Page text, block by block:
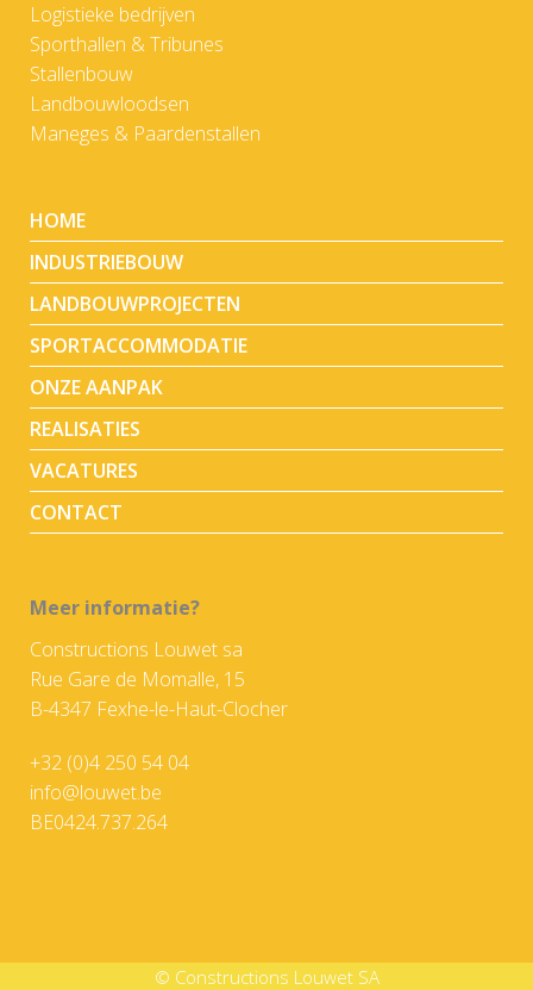
Logistieke bedrijven
Sporthallen & Tribunes
Stallenbouw
Landbouwloodsen
Maneges & Paardenstallen
HOME
INDUSTRIEBOUW
LANDBOUWPROJECTEN
SPORTACCOMMODATIE
ONZE AANPAK
REALISATIES
VACATURES
CONTACT
Meer informatie?
Constructions Louwet sa
Rue Gare de Momalle, 15
B-4347 Fexhe-le-Haut-Clocher
+32 (0)4 250 54 04
info@louwet.be
BE0424.737.264
© Constructions Louwet SA